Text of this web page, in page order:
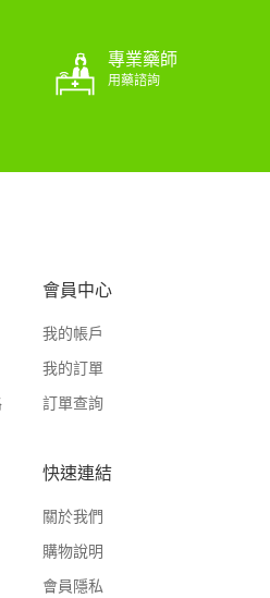
專業藥師
用藥諮詢
會員中心
我的帳戶
我的訂單
訂單查詢
快速連結
關於我們
購物說明
會員隱私